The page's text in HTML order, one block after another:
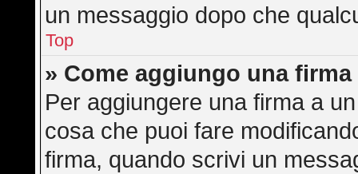
un messaggio dopo che
Top
» Come aggiungo una
Per aggiungere una firma a
cosa che puoi fare
firma, quando scrivi un